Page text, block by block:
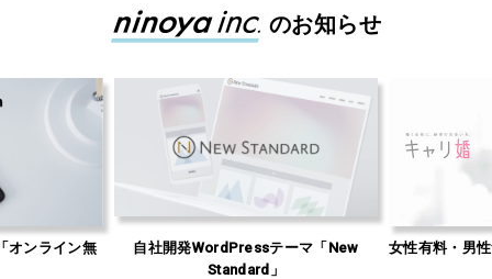
のお知らせ
オンライン無
自社開発WordPressテーマ「New
Standard」
女性有料・男